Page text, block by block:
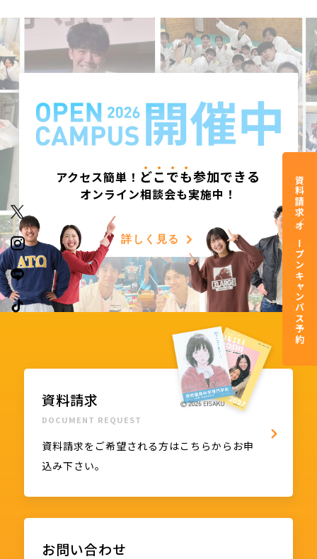
資料請求／オープンキャンパス予約
アクセス簡単！ どこでも参加できる
オンライン相談会も実施中！
詳しく見る
資料請求
DOCUMENT REQUEST
資料請求をご希望される方はこちらからお申
込み下さい。
お問い合わせ